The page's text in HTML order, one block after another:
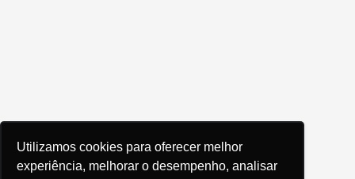
Utilizamos cookies para oferecer melhor
experiência, melhorar o desempenho, analisar